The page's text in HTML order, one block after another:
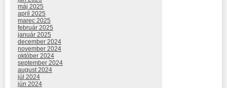
máj 2025
apríl 2025
marec 2025
február 2025
január 2025
december 2024
november 2024
október 2024
september 2024
august 2024
júl 2024
jún 2024